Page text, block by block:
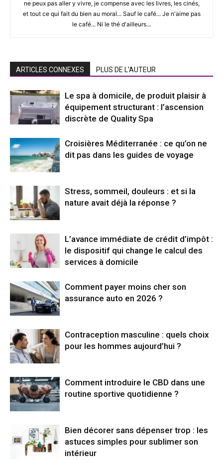
ne peux pas aller y vivre, je compense avec les livres, les cinés,
et tout ce qui fait du bien au moral... Sauf le café... Je n'aime pas
le café... Ni le thé d'ailleurs...
ARTICLES CONNEXES PLUS DE L'AUTEUR
Le spa à domicile, de produit plaisir à
équipement structurant : l’ascension
discrète de Quality Spa
Croisières Méditerranée : ce qu’on ne
dit pas dans les guides de voyage
Stress, sommeil, douleurs : et si la
nature avait déjà la réponse ?
L’avance immédiate de crédit d’impôt :
le dispositif qui change le calcul des
services à domicile
Comment payer moins cher son
assurance auto en 2026 ?
Contraception masculine : quels choix
pour les hommes aujourd’hui ?
Comment introduire le CBD dans une
routine sportive quotidienne ?
Bien décorer sans dépenser trop : les
astuces simples pour sublimer son
intérieur